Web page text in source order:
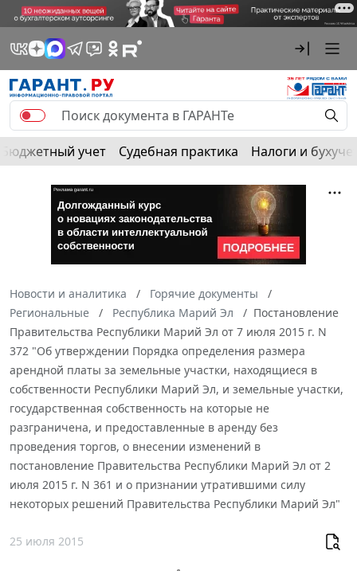
Бюджетный учет Судебная практика Налоги и
Новости и аналитика
Горячие документы
Региональные
Республика Марий Эл
Постановление
Правительства Республики Марий Эл от 7 июля 2015 г. N
372 "Об утверждении Порядка определения размера
арендной платы за земельные участки, находящиеся в
собственности Республики Марий Эл, и земельные участки,
государственная собственность на которые не
разграничена, и предоставленные в аренду без
проведения торгов, о внесении изменений в
постановление Правительства Республики Марий Эл от 2
июля 2015 г. N 361 и о признании утратившими силу
некоторых решений Правительства Республики Марий Эл"
25 июля 2015